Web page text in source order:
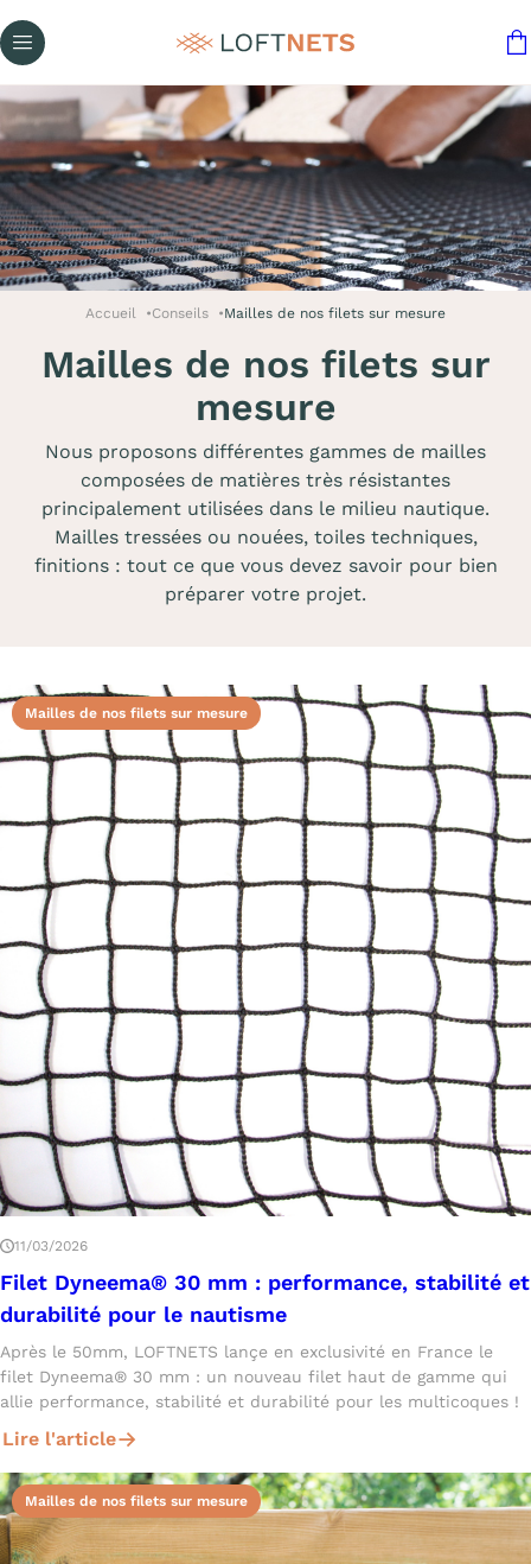
Accueil Conseils Mailles de nos filets sur mesure
Mailles de nos filets sur
mesure
Nous proposons différentes gammes de mailles
composées de matières très résistantes
principalement utilisées dans le milieu nautique.
Mailles tressées ou nouées, toiles techniques,
finitions : tout ce que vous devez savoir pour bien
préparer votre projet.
Mailles de nos filets sur mesure
11/03/2026
Filet Dyneema® 30 mm : performance, stabilité et
durabilité pour le nautisme
Après le 50mm, LOFTNETS lançe en exclusivité en France le
filet Dyneema® 30 mm : un nouveau filet haut de gamme qui
allie performance, stabilité et durabilité pour les multicoques !
Lire l'article
Mailles de nos filets sur mesure